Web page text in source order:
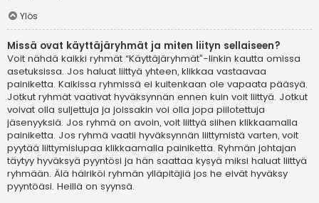
Ylös
Missä ovat käyttäjäryhmät ja miten liityn sellaiseen?
Voit nähdä kaikki ryhmät “Käyttäjäryhmät”-linkin kautta omissa
asetuksissa. Jos haluat liittyä yhteen, klikkaa vastaavaa
painiketta. Kaikissa ryhmissä ei kuitenkaan ole vapaata pääsyä.
Jotkut ryhmät vaativat hyväksynnän ennen kuin voit liittyä. Jotkut
voivat olla suljettuja ja joissakin voi olla jopa piilotettuja
jäsenyyksiä. Jos ryhmä on avoin, voit liittyä siihen klikkaamalla
painiketta. Jos ryhmä vaatii hyväksynnän liittymistä varten, voit
pyytää liittymislupaa klikkaamalla painiketta. Ryhmän johtajan
täytyy hyväksyä pyyntösi ja hän saattaa kysyä miksi haluat liittyä
ryhmään. Älä häiriköi ryhmän ylläpitäjiä jos he eivät hyväksy
pyyntöäsi. Heillä on syynsä.